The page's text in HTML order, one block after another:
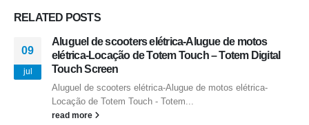
RELATED POSTS
09
jul
Aluguel de scooters elétrica-Alugue de motos
elétrica-Locação de Totem Touch – Totem Digital
Touch Screen
Aluguel de scooters elétrica-Alugue de motos elétrica-
Locação de Totem Touch - Totem...
read more